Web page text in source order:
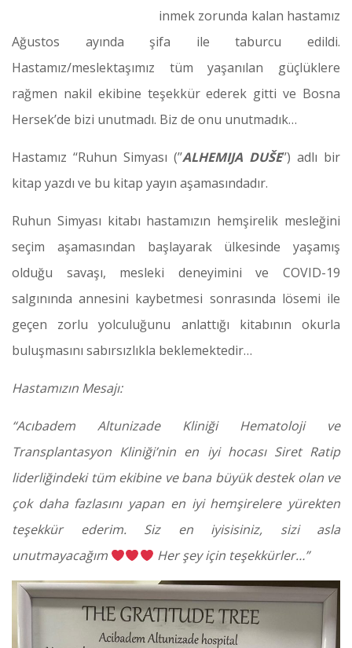
inmek zorunda kalan hastamız
Ağustos ayında şifa ile taburcu edildi.
Hastamız/meslektaşımız tüm yaşanılan güçlüklere
rağmen nakil ekibine teşekkür ederek gitti ve Bosna
Hersek’de bizi unutmadı. Biz de onu unutmadık…
Hastamız ‘‘Ruhun Simyası (’’ALHEMIJA DUŠE’’) adlı bir
kitap yazdı ve bu kitap yayın aşamasındadır.
Ruhun Simyası kitabı hastamızın hemşirelik mesleğini
seçim aşamasından başlayarak ülkesinde yaşamış
olduğu savaşı, mesleki deneyimini ve COVID-19
salgınında annesini kaybetmesi sonrasında lösemi ile
geçen zorlu yolculuğunu anlattığı kitabının okurla
buluşmasını sabırsızlıkla beklemektedir…
Hastamızın Mesajı:
“Acıbadem Altunizade Kliniği Hematoloji ve
Transplantasyon Kliniği’nin en iyi hocası Siret Ratip
liderliğindeki tüm ekibine ve bana büyük destek olan ve
çok daha fazlasını yapan en iyi hemşirelere yürekten
teşekkür ederim. Siz en iyisisiniz, sizi asla
unutmayacağım
Her şey için teşekkürler…”